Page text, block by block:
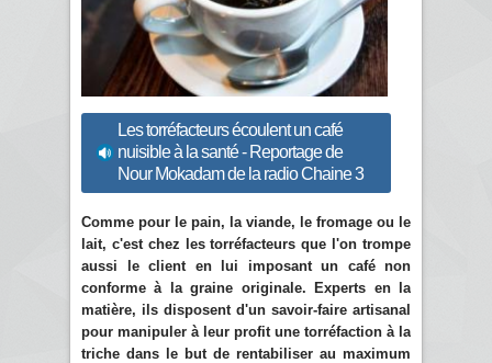
Les torréfacteurs écoulent un café
nuisible à la santé - Reportage de
Nour Mokadam de la radio Chaine 3
Comme pour le pain, la viande, le fromage ou le
lait, c'est chez les torréfacteurs que l'on trompe
aussi le client en lui imposant un café non
conforme à la graine originale. Experts en la
matière, ils disposent d'un savoir-faire artisanal
pour manipuler à leur profit une torréfaction à la
triche dans le but de rentabiliser au maximum